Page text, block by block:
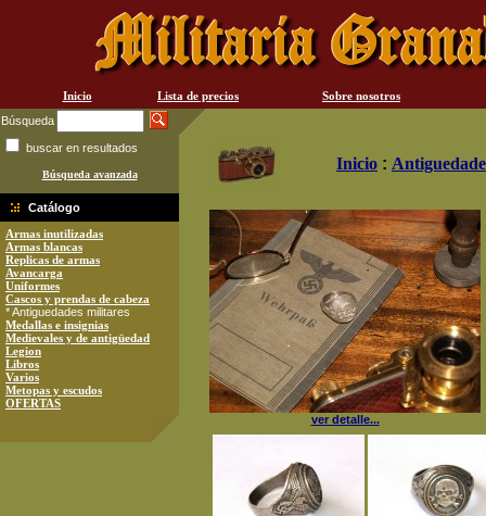
Inicio Lista de precios
Sobre nosotros
Búsqueda
buscar en resultados
Búsqueda avanzada
Catálogo
Armas inutilizadas
Armas blancas
Replicas de armas
Avancarga
Uniformes
Cascos y prendas de cabeza
* Antiguedades militares
Medallas e insignias
Medievales y de antigüedad
Legion
Libros
Varios
Metopas y escudos
OFERTAS
Inicio :
ver detalle...